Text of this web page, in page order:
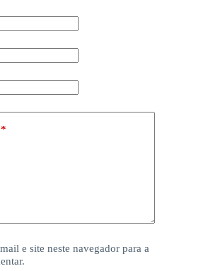
*
e site neste navegador para a